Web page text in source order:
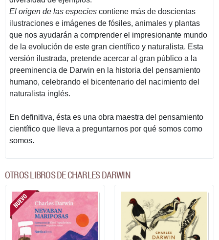
El origen de las especies contiene más de doscientas
ilustraciones e imágenes de fósiles, animales y plantas
que nos ayudarán a comprender el impresionante mundo
de la evolución de este gran científico y naturalista. Esta
versión ilustrada, pretende acercar al gran público a la
preeminencia de Darwin en la historia del pensamiento
humano, celebrando el bicentenario del nacimiento del
naturalista inglés.
En definitiva, ésta es una obra maestra del pensamiento
científico que lleva a preguntarnos por qué somos como
somos.
OTROS LIBROS DE CHARLES DARWIN